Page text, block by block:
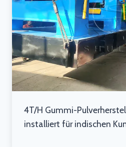
4T/H Gummi-
installiert für indischen